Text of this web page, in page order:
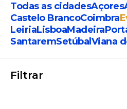
Todas as cidadesAçores
Castelo BrancoCoimbra
LeiriaLisboaMadeira
SantaremSetúbal Viana
Filtrar